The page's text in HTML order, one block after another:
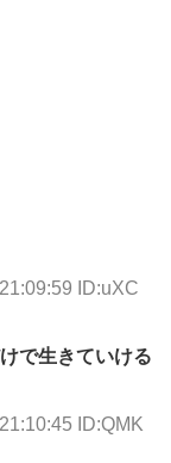
ID:uXC
で生きていける
ID:QMK